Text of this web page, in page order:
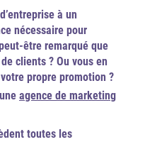
à un
nécessaire pour
être remarqué que
clients ? Ou vous en
propre promotion ?
agence de marketing
toutes les